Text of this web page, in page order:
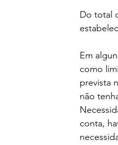
Do total
Em
como
prevista
não
conta,